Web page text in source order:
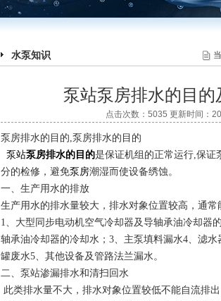
水泵知识
泵站泵房排水的目的
点击次数：5035 更新时间：
泵房排水的目的,泵房排水的目的
泵站泵房排水的目的是保证机组的正常运行,保证
分的检修，避免泵房潮湿而使设备绣蚀。
一、生产用水的排放
生产用水的排水量较大，排水对象位置较高，通常
1、 大型同步电动机空气冷却器及导轴承油冷却器
轴承油冷却器的冷却水；3、主泵填料漏水4、滤
罐废水5、其他设备及管路法兰漏水。
二、泵站渗漏排水和清扫回水
此类排水量不大，排水对象位置较低不能自流排